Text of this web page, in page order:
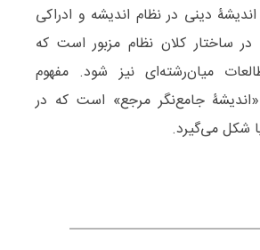
دینی در نظام اندیشه و ادراکی
ساختار کلان نظام مزبور است که
میان‌‌رشته‌ای نیز شود. مفهوم
جامع‌نگر مرجع» است که در
شکل می‌‌گیرد.